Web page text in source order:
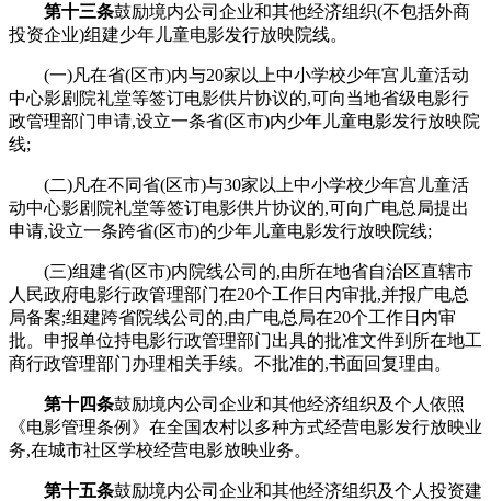
第十三条鼓励境内公司企业和其他经济组织(不包括外商
投资企业)组建少年儿童电影发行放映院线。
(一)凡在省(区市)内与20家以上中小学校少年宫儿童活动
中心影剧院礼堂等签订电影供片协议的,可向当地省级电影行
政管理部门申请,设立一条省(区市)内少年儿童电影发行放映院
线;
(二)凡在不同省(区市)与30家以上中小学校少年宫儿童活
动中心影剧院礼堂等签订电影供片协议的,可向广电总局提出
申请,设立一条跨省(区市)的少年儿童电影发行放映院线;
(三)组建省(区市)内院线公司的,由所在地省自治区直辖市
人民政府电影行政管理部门在20个工作日内审批,并报广电总
局备案;组建跨省院线公司的,由广电总局在20个工作日内审
批。申报单位持电影行政管理部门出具的批准文件到所在地工
商行政管理部门办理相关手续。不批准的,书面回复理由。
第十四条鼓励境内公司企业和其他经济组织及个人依照
《电影管理条例》在全国农村以多种方式经营电影发行放映业
务,在城市社区学校经营电影放映业务。
第十五条鼓励境内公司企业和其他经济组织及个人投资建